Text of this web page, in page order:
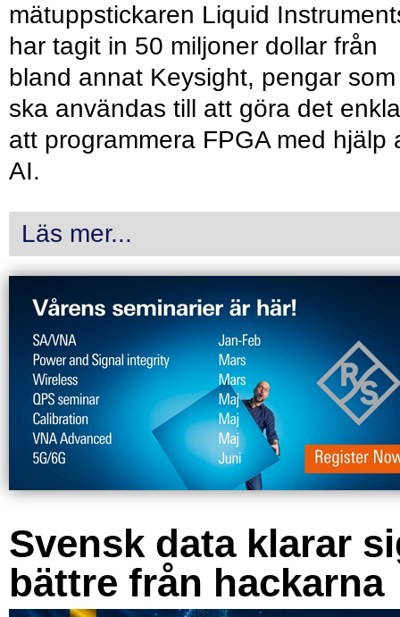
mätuppstickaren Liquid
har tagit in 50 miljoner dollar från
bland annat Keysight, pengar som
ska användas till att göra det
att programmera FPGA med hjälp
AI.
Läs mer...
Svensk data klarar
bättre från hackarna